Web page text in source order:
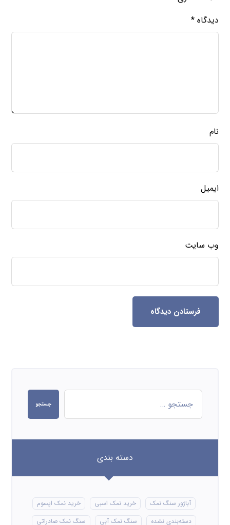
دیدگاه*
نام
ایمیل
وب‌ سایت
فرستادن دیدگاه
جستجو
دسته بندی
آباژور سنگ نمک خرید نمک اسبی
خرید نمک اپسوم
دسته‌بندی نشده
سنگ نمک آبی
سنگ نمک صادراتی